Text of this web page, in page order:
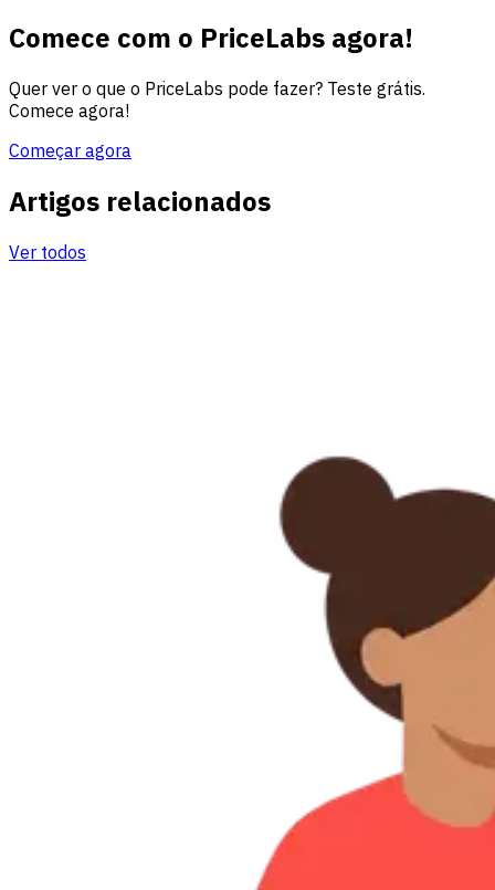
Comece com o PriceLabs agora!
Quer ver o que o PriceLabs pode fazer? Teste grátis.
Comece agora!
Começar agora
Artigos relacionados
Ver todos